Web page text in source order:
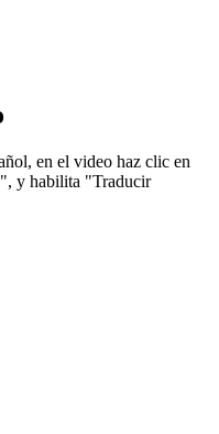
en el video haz clic en
y habilita "Traducir